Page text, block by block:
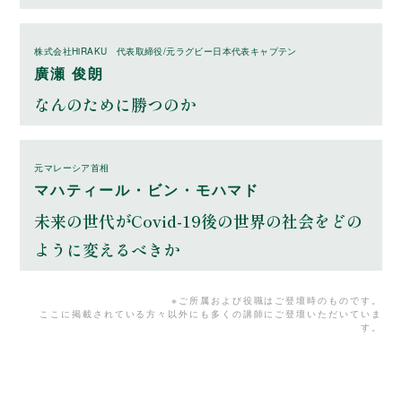
株式会社HiRAKU 代表取締役/元ラグビー日本代表キャプテン
廣瀬 俊朗
なんのために勝つのか
元マレーシア首相
マハティール・ビン・モハマド
未来の世代がCovid-19後の世界の社会をどの
ように変えるべきか
※ご所属および役職はご登壇時のものです。
ここに掲載されている方々以外にも多くの講師にご登壇いただいていま
す。